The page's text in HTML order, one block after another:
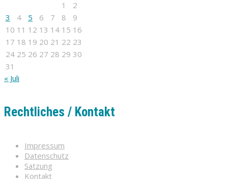
1
2
3
4 5 6 7 8
9
10 11 12 13 14 15 16
17 18 19 20 21 22 23
24 25 26 27 28 29 30
31
« Juli
Rechtliches / Kontakt
Impressum
Datenschutz
Satzung
Kontakt